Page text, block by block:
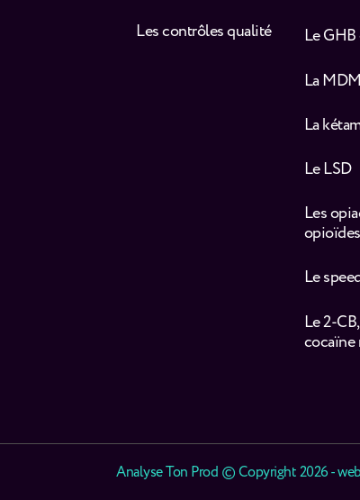
Les contrôles qualité
Le
La
La
Le LSD
Les
opioïdes
Le
Le 2-
cocaïne
Analyse Ton Prod © Copyright 2026 -